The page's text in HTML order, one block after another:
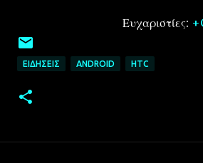
Ευχαριστίες:
ΕΙΔΉΣΕΙΣ ANDROID HTC